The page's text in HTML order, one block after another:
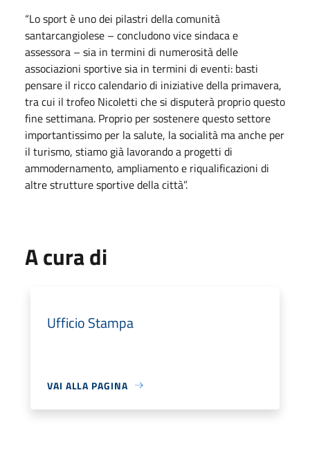
“Lo sport è uno dei pilastri della comunità
santarcangiolese – concludono vice sindaca e
assessora – sia in termini di numerosità delle
associazioni sportive sia in termini di eventi: basti
pensare il ricco calendario di iniziative della primavera,
tra cui il trofeo Nicoletti che si disputerà proprio questo
fine settimana. Proprio per sostenere questo settore
importantissimo per la salute, la socialità ma anche per
il turismo, stiamo già lavorando a progetti di
ammodernamento, ampliamento e riqualificazioni di
altre strutture sportive della città”.
A cura di
Ufficio Stampa
VAI ALLA PAGINA